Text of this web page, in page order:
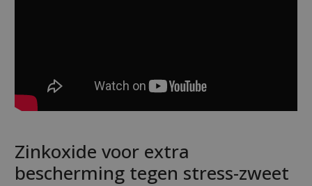
Zinkoxide voor extra
bescherming tegen stress-zweet